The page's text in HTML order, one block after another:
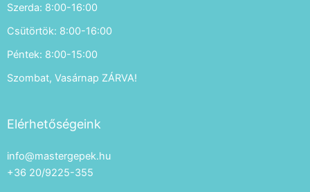
Szerda: 8:00-16:00
Csütörtök: 8:00-16:00
Péntek: 8:00-15:00
Szombat, Vasárnap ZÁRVA!
Elérhetőségeink
info@mastergepek.hu
+36 20/9225-355